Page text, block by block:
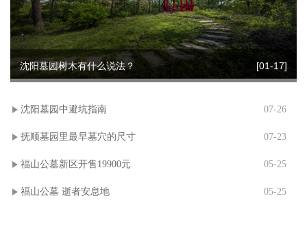
沈阳墓园树木有什么说法？ [01-17]
07-26
沈阳墓园中避坑指南
07-23
抚顺墓园里最早墓穴的尺寸
05-25
福山公墓新区开售19900元
05-25
福山公墓 逝者安息地